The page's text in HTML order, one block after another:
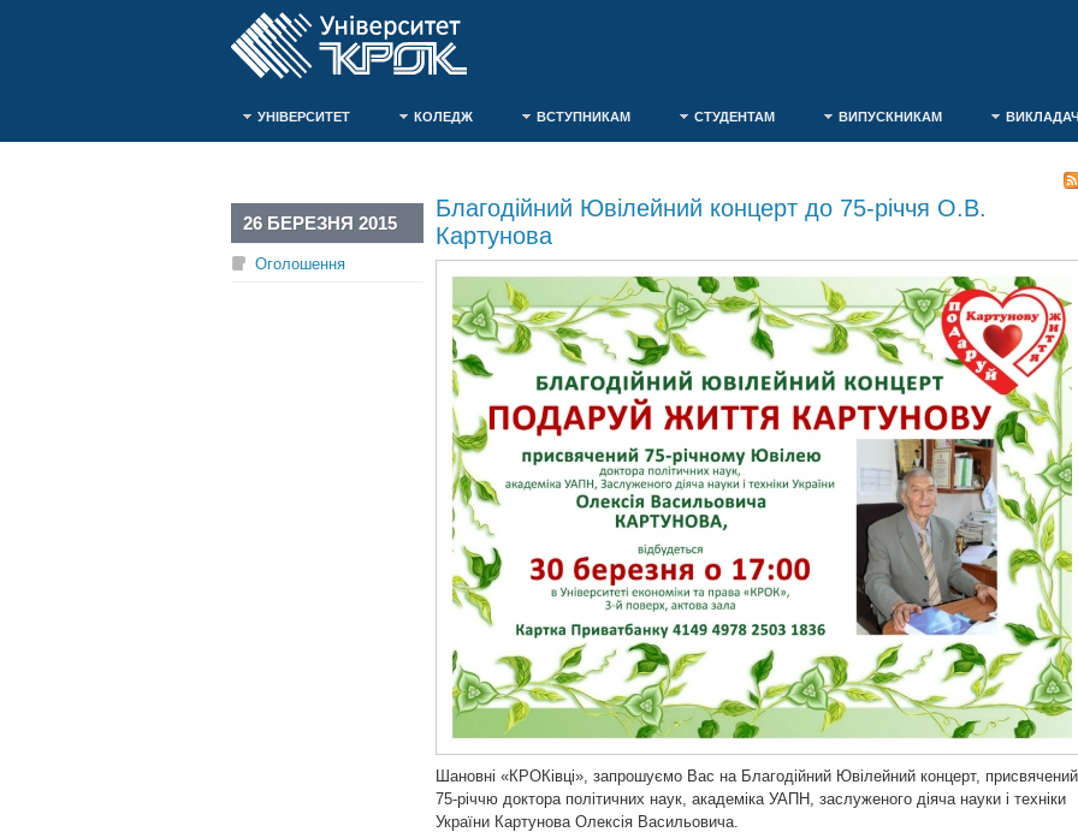
УНІВЕРСИТЕТ КОЛЕДЖ ВСТУПНИКАМ СТУДЕНТАМ ВИПУСКНИКАМ
Благодійний Ювілейний концерт до 75-річчя О.В.
Картунова
26 БЕРЕЗНЯ 2015
Оголошення
Шановні «КРОКівці», запрошуємо Вас на Благодійний Ювілейний концерт, присвячений
75-річчю доктора політичних наук, академіка УАПН, заслуженого діяча науки і техніки
України Картунова Олексія Васильовича.